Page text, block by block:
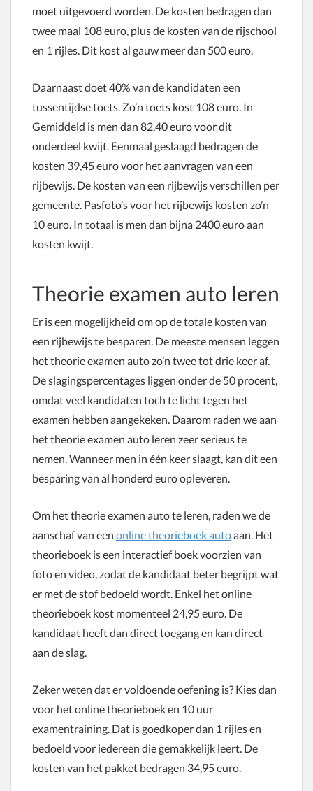
moet uitgevoerd worden. De kosten bedragen dan
twee maal 108 euro, plus de kosten van de rijschool
en 1 rijles. Dit kost al gauw meer dan 500 euro.
Daarnaast doet 40% van de kandidaten een
tussentijdse toets. Zo’n toets kost 108 euro. In
Gemiddeld is men dan 82,40 euro voor dit
onderdeel kwijt. Eenmaal geslaagd bedragen de
kosten 39,45 euro voor het aanvragen van een
rijbewijs. De kosten van een rijbewijs verschillen per
gemeente. Pasfoto’s voor het rijbewijs kosten zo’n
10 euro. In totaal is men dan bijna 2400 euro aan
kosten kwijt.
Theorie examen auto leren
Er is een mogelijkheid om op de totale kosten van
een rijbewijs te besparen. De meeste mensen leggen
het theorie examen auto zo’n twee tot drie keer af.
De slagingspercentages liggen onder de 50 procent,
omdat veel kandidaten toch te licht tegen het
examen hebben aangekeken. Daarom raden we aan
het theorie examen auto leren zeer serieus te
nemen. Wanneer men in één keer slaagt, kan dit een
besparing van al honderd euro opleveren.
Om het theorie examen auto te leren, raden we de
aanschaf van een online theorieboek autoaan. Het
theorieboek is een interactief boek voorzien van
foto en video, zodat de kandidaat beter begrijpt wat
er met de stof bedoeld wordt. Enkel het online
theorieboek kost momenteel 24,95 euro. De
kandidaat heeft dan direct toegang en kan direct
aan de slag.
Zeker weten dat er voldoende oefening is? Kies dan
voor het online theorieboek en 10 uur
examentraining. Dat is goedkoper dan 1 rijles en
bedoeld voor iedereen die gemakkelijk leert. De
kosten van het pakket bedragen 34,95 euro.